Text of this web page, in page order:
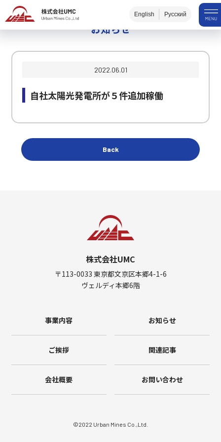
English Русский
お知らせ
2022.06.01
自社太陽光発電所が５件追加稼働
Back
株式会社UMC
〒113-0033 東京都文京区本郷4-1-6
ヴェルディ本郷6階
事業内容 お知らせ
ご挨拶 関連記事
会社概要 お問い合わせ
©2022 Urban Mines Co.,Ltd.